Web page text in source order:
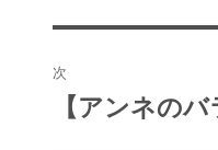
ビ
ゲ
ー
投
稿:
次
【アンネの